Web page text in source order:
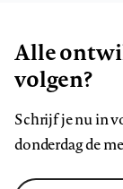
Alle
volgen?
Schrijf je nu in
donderdag de